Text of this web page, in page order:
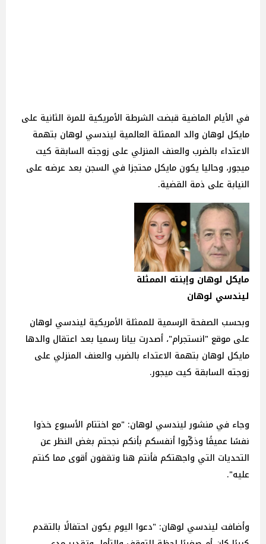
في الأيام الماضية قبضت الشرطة الأمريكية للمرة الثانية على
مايكل لوهان والد الممثلة العالمية ليندسي لوهان بتهمة
الاعتداء بالضرب والعنف المنزلي على زوجته السابقة كيت
ميجور، وحاليا يكون مايكل محتجزا في السجن بعد عرضه على
النيابة على ذمة القضية.
مايكل لوهان وإبنته الممثلة
ليندسي لوهان
وبحسب الصفحة الرسمية للممثلة الأمريكية ليندسي لوهان
على موقع "انستجرام"، أصدرت بيانا رسميا بعد اعتقال والدها
مايكل لوهان بتهمة الاعتداء بالضرب والعنف المنزلي على
زوجته السابقة كيت ميجور.
وجاء في منشور ليندسي لوهان: "مع اختتام الأسبوع خذوا
نفسًا عميقًا وذكِّروا أنفسكم بأنكم نجحتم بغض النظر عن
التحديات التي واجهتكم فأنتم هنا وتقفون أقوى مما كنتم
عليه".
وأضافت ليندسي لوهان: "دعوا اليوم يكون احتفالًا بالتقدم